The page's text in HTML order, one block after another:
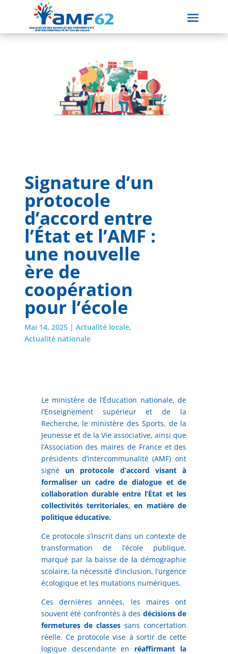
Signature d’un
protocole
d’accord entre
l’État et l’AMF :
une nouvelle
ère de
coopération
pour l’école
Mai 14, 2025| Actualité locale,
Actualité nationale
Le ministère de l’Éducation nationale, de
l’Enseignement supérieur et de la
Recherche, le ministère des Sports, de la
Jeunesse et de la Vie associative, ainsi que
l’Association des maires de France et des
présidents d’intercommunalité (AMF) ont
signé un protocole d’accord visant à
formaliser un cadre de dialogue et de
collaboration durable entre l’État et les
collectivités territoriales, en matière de
politique éducative.
Ce protocole s’inscrit dans un contexte de
transformation de l’école publique,
marqué par la baisse de la démographie
scolaire, la nécessité d’inclusion, l’urgence
écologique et les mutations numériques.
Ces dernières années, les maires ont
souvent été confrontés à des décisions de
fermetures de classessans concertation
réelle. Ce protocole vise à sortir de cette
logique descendante en réaffirmant la